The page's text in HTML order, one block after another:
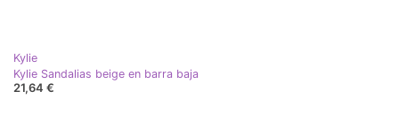
Kylie
Kylie Sandalias beige en barra baja
21,64 €